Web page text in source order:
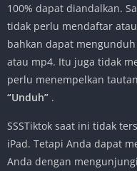
100% dapat diandalkan.
tidak perlu mendaftar
bahkan dapat
atau mp4. Itu juga tidak
perlu menempelkan
“Unduh” .
SSSTiktok saat ini tidak
iPad. Tetapi Anda dapat
Anda dengan